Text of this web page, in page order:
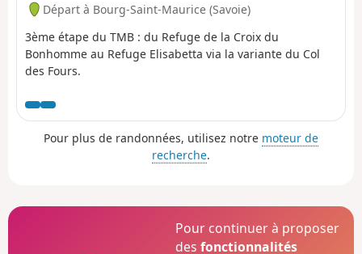
Départ à Bourg-Saint-Maurice (Savoie)
3ème étape du TMB : du Refuge de la Croix du
Bonhomme au Refuge Elisabetta via la variante du Col
des Fours.
Pour plus de randonnées, utilisez notre moteur de
recherche.
Pour continuer à proposer
desfonctionnalités